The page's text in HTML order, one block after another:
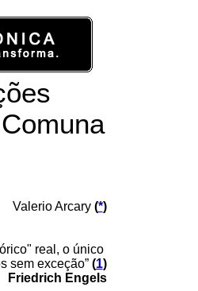
Valerio Arcary (*)
real, o único
sem exceção” (1)
Friedrich Engels